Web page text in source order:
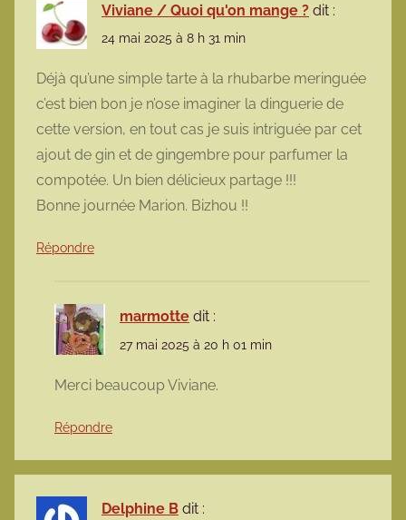
Viviane / Quoi qu'on mange ? dit :
24 mai 2025 à 8 h 31 min
Déjà qu’une simple tarte à la rhubarbe meringuée
c’est bien bon je n’ose imaginer la dinguerie de
cette version, en tout cas je suis intriguée par cet
ajout de gin et de gingembre pour parfumer la
compotée. Un bien délicieux partage !!!
Bonne journée Marion. Bizhou !!
Répondre
marmotte dit :
27 mai 2025 à 20 h 01 min
Merci beaucoup Viviane.
Répondre
Delphine B dit :